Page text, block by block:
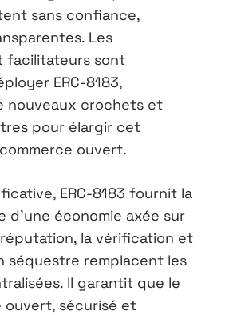
sans confiance,
Les
facilitateurs sont
ERC-8183,
nouveaux crochets et
pour élargir cet
ouvert.
ERC-8183 fournit la
d’une économie axée sur
la vérification et
séquestre remplacent les
Il garantit que le
ouvert, sécurisé et